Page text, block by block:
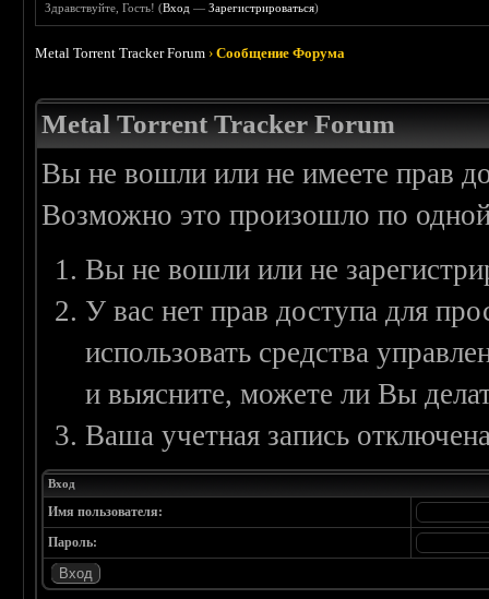
Здравствуйте, Гость! (Вход —Зарегистрироваться)
Metal Torrent Tracker Forum ›Сообщение Форума
Metal Torrent Tracker Forum
Вы не вошли или не имеете прав
Возможно это произошло по
Вы не вошли или не
У вас нет прав доступа для
использовать средства
и выясните, можете ли Вы
Ваша учетная запись
Вход
Имя пользователя:
Пароль: